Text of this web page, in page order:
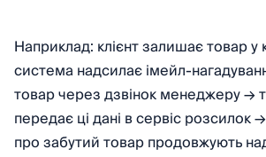
Наприклад: клієнт залишає товар
система надсилає імейл-
товар через дзвінок менеджеру →
передає ці дані в сервіс розсилок
про забутий товар продовжують